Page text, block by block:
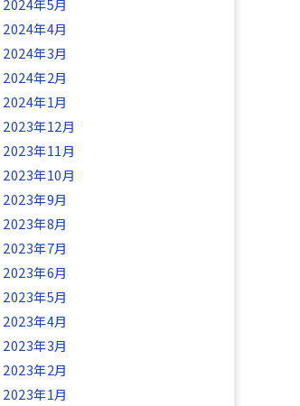
2024年5月
2024年4月
2024年3月
2024年2月
2024年1月
2023年12月
2023年11月
2023年10月
2023年9月
2023年8月
2023年7月
2023年6月
2023年5月
2023年4月
2023年3月
2023年2月
2023年1月